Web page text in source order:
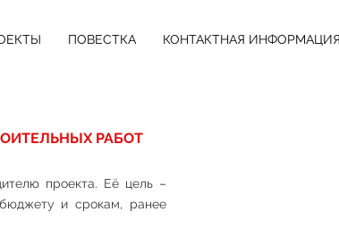
ПОВЕСТКА КОНТАКТНАЯ
РАБОТ
проекта. Её цель –
бюджету и срокам, ранее